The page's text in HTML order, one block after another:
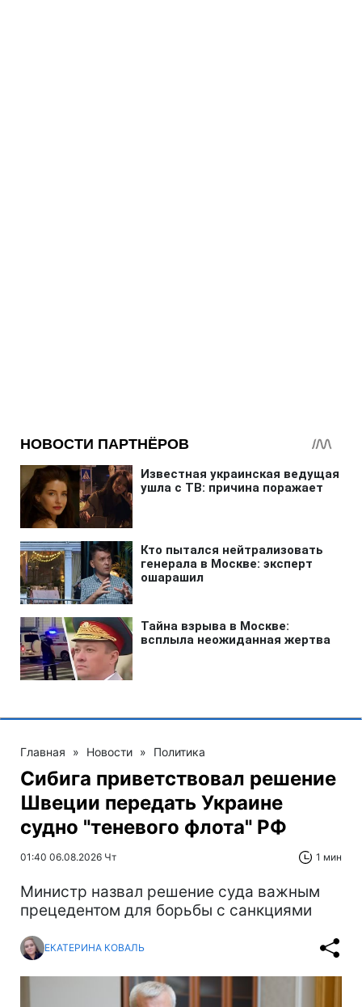
Главная » Новости » Политика
Сибига приветствовал решение
Швеции передать Украине
судно "теневого флота" РФ
01:40 06.08.2026 Чт 1 мин
Министр назвал решение суда важным
прецедентом для борьбы с санкциями
ЕКАТЕРИНА КОВАЛЬ